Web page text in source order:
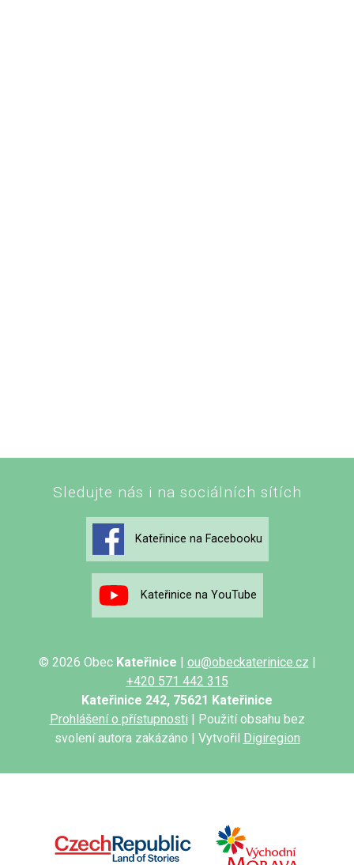
Sledujte nás i na sociálních sítích
Kateřinice na Facebooku
Kateřinice na YouTube
© 2026 Obec Kateřinice | ou@obeckaterinice.cz |
+420 571 442 315
Kateřinice 242, 75621 Kateřinice
Prohlášení o přístupnosti | Použití obsahu bez
svolení autora zakázáno | Vytvořil Digiregion